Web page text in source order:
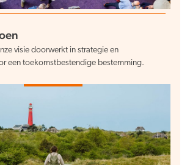
visie doorwerkt in strategie en
een toekomstbestendige bestemming.